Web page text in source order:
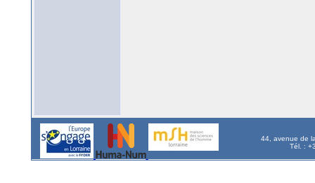
44, avenue de
Tél. :